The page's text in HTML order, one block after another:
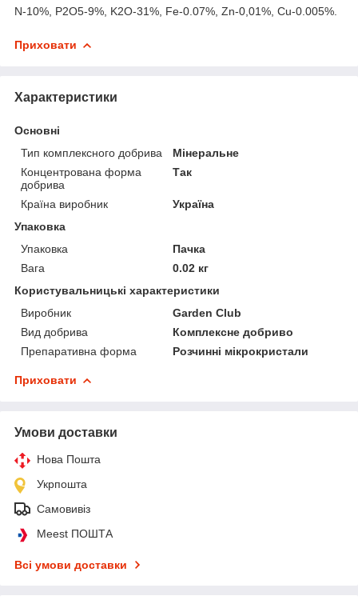
N-10%, P2O5-9%, K2O-31%, Fe-0.07%, Zn-0,01%, Cu-0.005%.
Приховати
Характеристики
Основні
Тип комплексного добрива
Мінеральне
Концентрована форма
добрива
Так
Країна виробник
Україна
Упаковка
Упаковка
Пачка
Вага
0.02 кг
Користувальницькі характеристики
Виробник
Garden Club
Вид добрива
Комплексне добриво
Препаративна форма
Розчинні мікрокристали
Приховати
Умови доставки
Нова Пошта
Укрпошта
Самовивіз
Meest ПОШТА
Всі умови доставки